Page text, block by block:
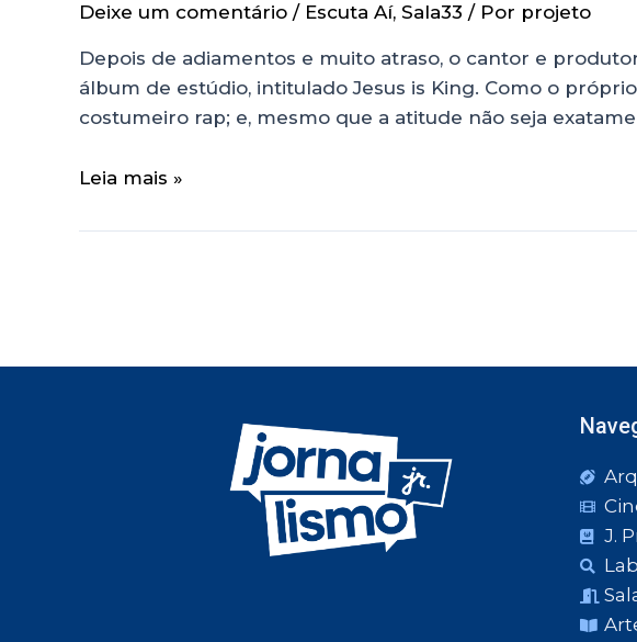
Deixe um comentário / Escuta Aí, Sala33 / Por projeto
Depois de adiamentos e muito atraso, o cantor e
álbum de estúdio, intitulado Jesus is King. Como o
costumeiro rap; e, mesmo que a atitude não seja
Leia mais »
J.